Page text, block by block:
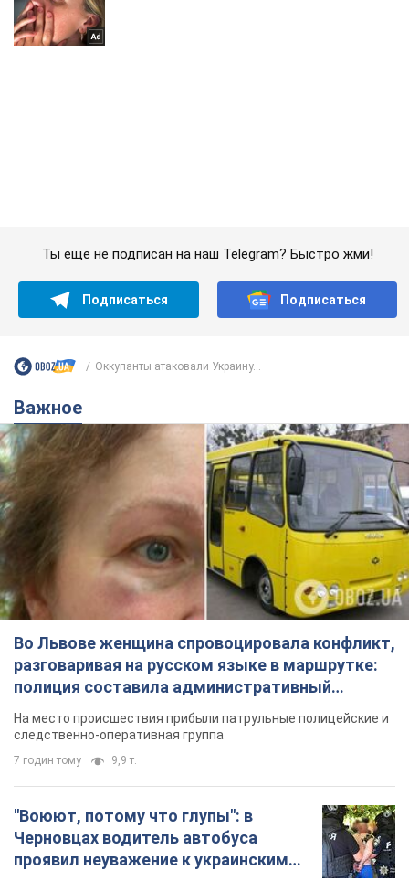
Во Львове женщина спровоцировала конфликт,
разговаривая на русском языке в маршрутке:
полиция составила административный
протокол. Видео
На место происшествия прибыли патрульные полицейские и
следственно-оперативная группа
9,9 т.
"Воюют, потому что глупы": в
Черновцах водитель автобуса
проявил неуважение к украинским
военным и поплатился за это.
Видео
пассажирами и оскорблений в адрес военных
"Не следит за сексуальностью": в
Киеве консультант салона красоты
оскорбил женщину после
химиотерапии, разгорелся скандал.